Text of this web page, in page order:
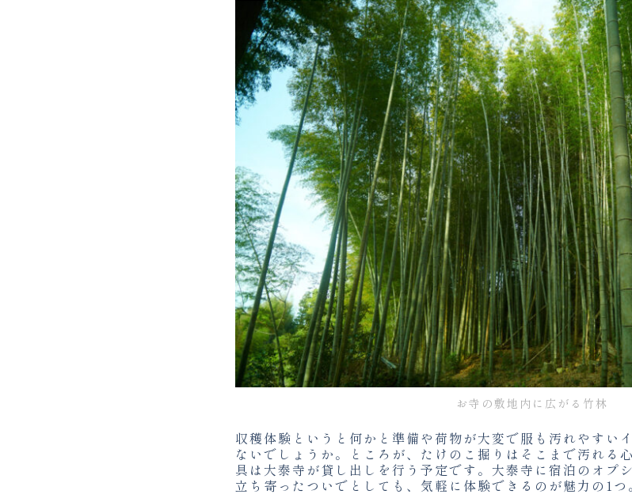
お寺の敷地内に広がる竹林
収穫体験というと何かと準備や荷物が大変で服も汚れやすい
ないでしょうか。ところが、たけのこ掘りはそこまで汚れる
具は大泰寺が貸し出しを行う予定です。大泰寺に宿泊のオプ
立ち寄ったついでとしても、気軽に体験できるのが魅力の1つ。